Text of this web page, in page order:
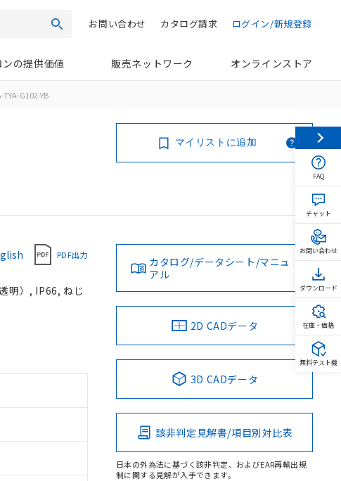
検索 ログイン/新規登録
カタログ請求
お問い合わせ
ンの提供価値 販売ネットワーク オンラインストア
G102-YB
マイリストに追加
PDF出力
明）, IP66, ねじ
カタログ/データシート/マニュ
アル
2D CADデータ
3D CADデータ
該非判定見解書/項目別対比表
日本の外為法に基づく該非判定、およびEAR再輸出規
制に関する見解が入手できます。
FAQ
チャット
お問い合わせ
ダウンロード
在庫・価格
無料テスト機